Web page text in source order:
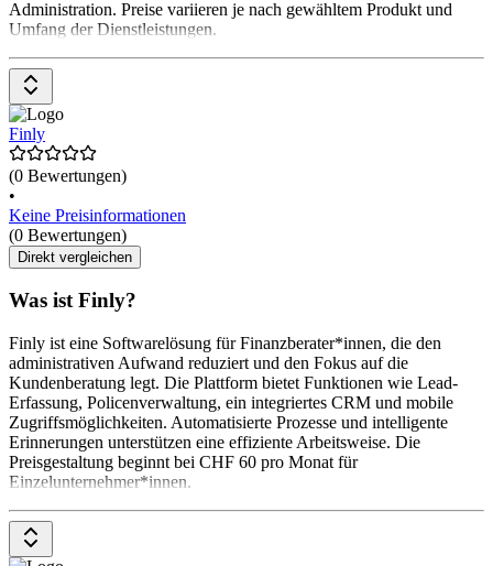
Administration. Preise variieren je nach gewähltem Produkt und
Umfang der Dienstleistungen.
Finly
(0 Bewertungen)
•
Keine Preisinformationen
(0 Bewertungen)
Direkt vergleichen
Was ist Finly?
Finly ist eine Softwarelösung für Finanzberater*innen, die den
administrativen Aufwand reduziert und den Fokus auf die
Kundenberatung legt. Die Plattform bietet Funktionen wie Lead-
Erfassung, Policenverwaltung, ein integriertes CRM und mobile
Zugriffsmöglichkeiten. Automatisierte Prozesse und intelligente
Erinnerungen unterstützen eine effiziente Arbeitsweise. Die
Preisgestaltung beginnt bei CHF 60 pro Monat für
Einzelunternehmer*innen.